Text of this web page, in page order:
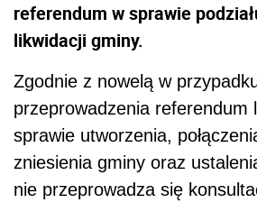
referendum w sprawie
likwidacji gminy.
Zgodnie z nowelą w
przeprowadzenia referendum
sprawie utworzenia,
zniesienia gminy oraz
nie przeprowadza się